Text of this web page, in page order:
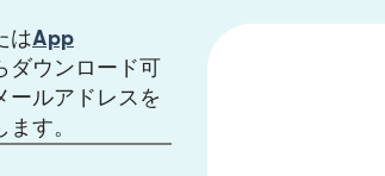
ィンドウで開きます）
はApp
ます）
ウィンドウで開きます）
ダウンロード可
ールアドレスを
す。